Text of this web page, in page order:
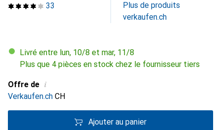
33
Plus de produits
verkaufen.ch
Livré entre lun, 10/8 et mar, 11/8
Plus que 4 pièces en stock chez le fournisseur tiers
Offre de i
Verkaufen.ch CH
Ajouter au panier